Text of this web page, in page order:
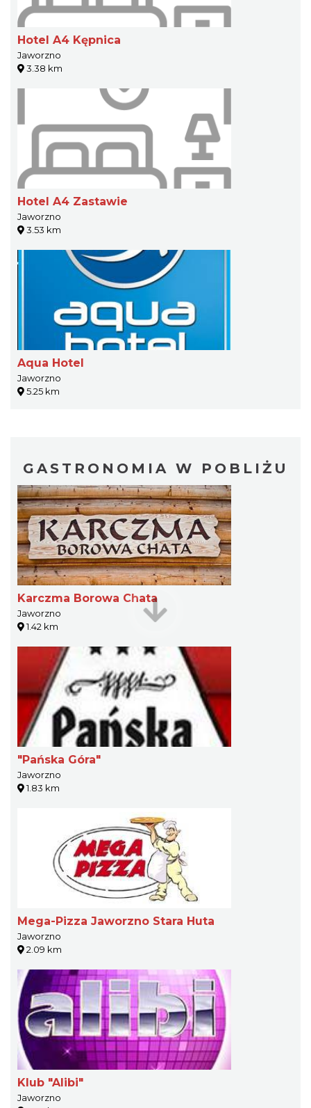
Hotel A4 Kępnica
Jaworzno
3.38 km
Hotel A4 Zastawie
Jaworzno
3.53 km
Aqua Hotel
Jaworzno
5.25 km
GASTRONOMIA W POBLIŻU
Karczma Borowa Chata
Jaworzno
1.42 km
"Pańska Góra"
Jaworzno
1.83 km
Mega-Pizza Jaworzno Stara Huta
Jaworzno
2.09 km
Klub "Alibi"
Jaworzno